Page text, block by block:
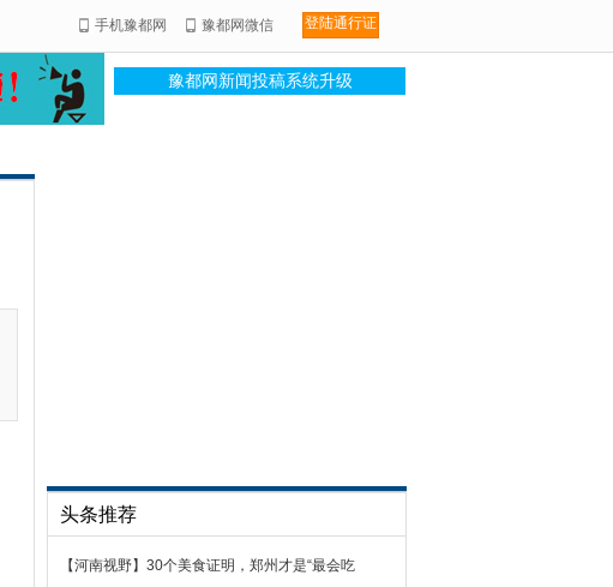
手机豫都网 豫都网微信 登陆通行证
豫都网新闻投稿系统升级
头条推荐
【河南视野】 30个美食证明，郑州才是“最会吃